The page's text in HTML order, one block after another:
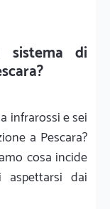
sistema di
infrarossi e sei
a Pescara?
cosa incide
aspettarsi dai